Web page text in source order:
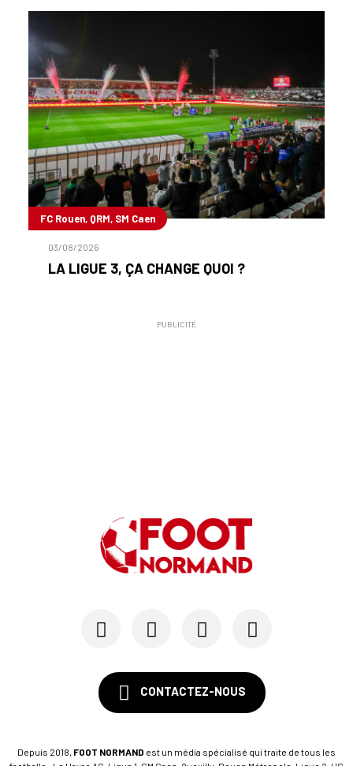
FC Rouen, QRM, SM Caen
03/08/2026
LA LIGUE 3, ÇA CHANGE QUOI ?
PUBLICITÉ
CONTACTEZ-NOUS
Depuis 2018, FOOT NORMAND est un média spécialisé qui traite de tous les